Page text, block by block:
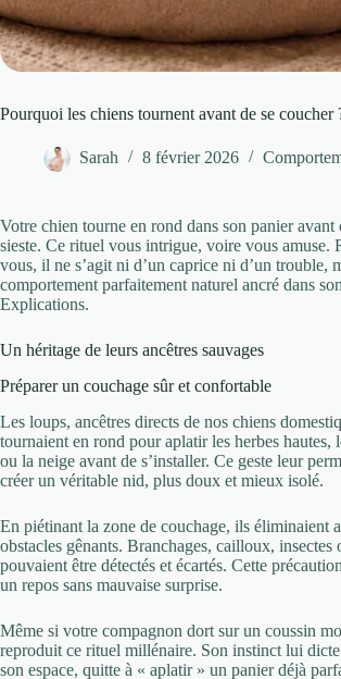
Pourquoi les chiens tournent avant de se coucher
Sarah 8 février 2026
Votre chien tourne en rond dans son panier avant
sieste. Ce rituel vous intrigue, voire vous amuse.
vous, il ne s’agit ni d’un caprice ni d’un trouble,
comportement parfaitement naturel ancré dans
Explications.
Un héritage de leurs ancêtres sauvages
Préparer un couchage sûr et confortable
Les loups, ancêtres directs de nos chiens
tournaient en rond pour aplatir les herbes hautes,
ou la neige avant de s’installer. Ce geste leur
créer un véritable nid, plus doux et mieux isolé.
En piétinant la zone de couchage, ils éliminaient
obstacles gênants. Branchages, cailloux, insectes
pouvaient être détectés et écartés. Cette
un repos sans mauvaise surprise.
Même si votre compagnon dort sur un coussin
reproduit ce rituel millénaire. Son instinct lui
son espace, quitte à « aplatir » un panier déjà